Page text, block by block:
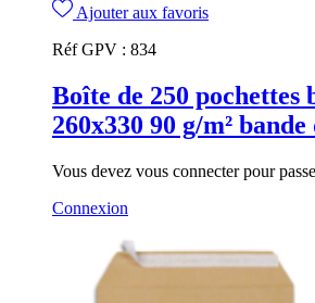
Ajouter aux favoris
Réf GPV : 834
Boîte de 250 pochettes
260x330 90 g/m²
Vous devez vous connecter pour
Connexion